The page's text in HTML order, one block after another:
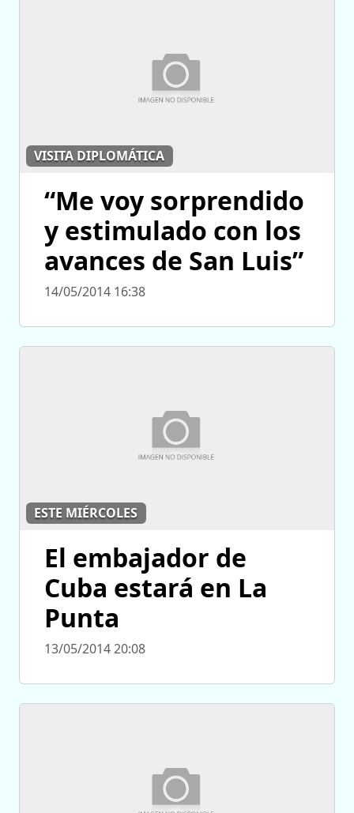
VISITA DIPLOMÁTICA
“Me voy sorprendido
y estimulado con los
avances de San Luis”
14/05/2014 16:38
ESTE MIÉRCOLES
El embajador de
Cuba estará en La
Punta
13/05/2014 20:08